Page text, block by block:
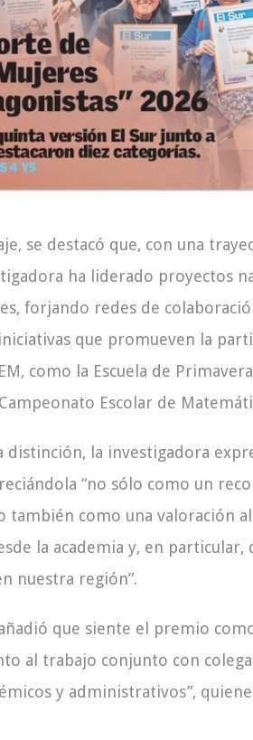
se destacó que, con una
ha liderado proyectos
forjando redes de
que promueven la
como la Escuela de
Escolar de
distinción, la investigadora
“no sólo como un
también como una valoración
la academia y, en particular,
nuestra región”.
que siente el premio
al trabajo conjunto con
y administrativos”,